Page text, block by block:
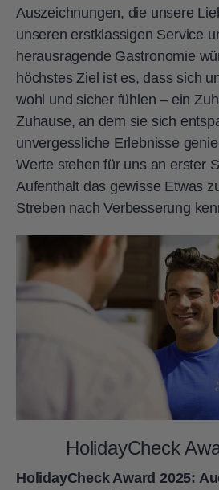
Auszeichnungen, die unsere
unseren erstklassigen Service
herausragende Gastronomie
höchstes Ziel ist es, dass sich
wohl und sicher fühlen – ein
Zuhause, an dem sie sich
unvergessliche Erlebnisse
Werte stehen für uns an erster
Aufenthalt das gewisse Etwas
Streben nach Verbesserung
HolidayCheck
HolidayCheck Award 2025: